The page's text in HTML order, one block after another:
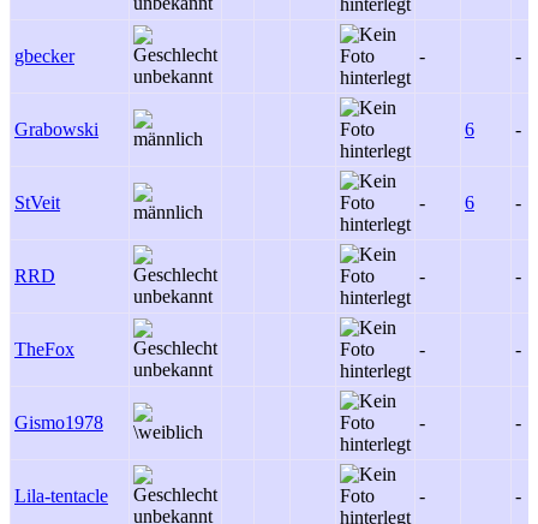
gbecker - -
Grabowski 6 -
StVeit - 6 -
RRD - -
TheFox - -
Gismo1978 - -
Lila-tentacle - -